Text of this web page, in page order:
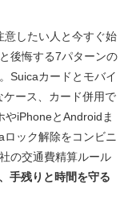
意したい人と今すぐ始
後悔する7パターンの
Suicaカードとモバイ
ース、カード併用で
やiPhoneとAndroidま
ック解除をコンビニ
の交通費精算ルール
手残りと時間を守る